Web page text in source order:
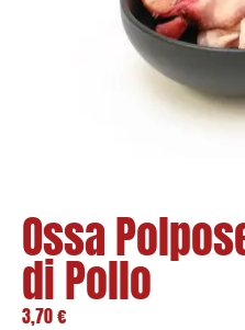
Ossa
di Pollo
3,70€